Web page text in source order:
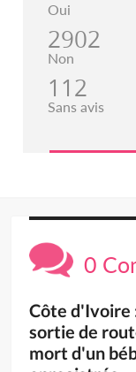
Oui
2902
Non
112
Sans avis
0
Côte d'Ivoire
sortie de
mort d'un